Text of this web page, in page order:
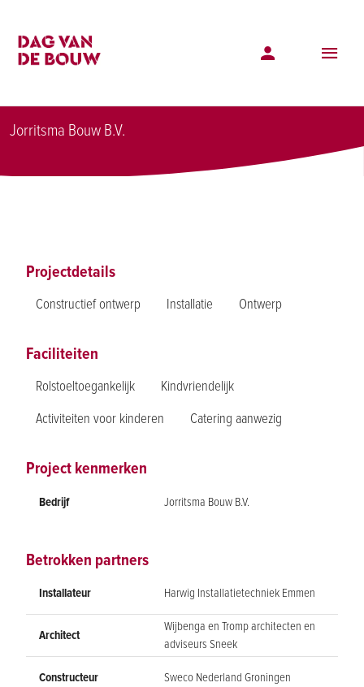
Nieuwbouw Kindcentrum De Vogelwijk te
Jorritsma Bouw B.V.
Projectdetails
Constructief ontwerp Installatie Ontwerp
Faciliteiten
Rolstoeltoegankelijk
Kindvriendelijk
Activiteiten voor kinderen
Catering aanwezig
Project kenmerken
Bedrijf Jorritsma Bouw B.V.
Betrokken partners
Installateur Harwig Installatietechniek Emmen
Architect
Wijbenga en Tromp architecten en
adviseurs Sneek
Constructeur Sweco Nederland Groningen